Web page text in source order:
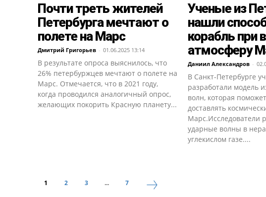
Почти треть жителей
Петербурга мечтают о
полете на Марс
Дмитрий Григорьев - 01.06.2025 13:14
В результате опроса выяснилось, что
26% петербуржцев мечтают о полете на
Марс. Отмечается, что в 2021 году,
когда проводился аналогичный опрос,
желающих покорить Красную планету...
Ученые из
нашли
корабль при
атмосферу
Даниил Александров -
В Санкт-Петербурге
разработали модель
волн, которая
доставлять
Марс.Исследователи
ударные волны в
углекислом газе....
1 2 3 ... 7